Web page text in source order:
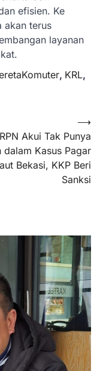
efisien. Ke
akan terus
layanan
, KRL,
Akui Tak Punya
dalam Kasus Pagar
Bekasi, KKP Beri
Sanksi
⟶